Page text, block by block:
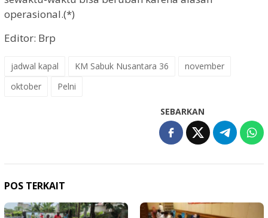
operasional.(*)
Editor: Brp
jadwal kapal KM Sabuk Nusantara 36
november
oktober
Pelni
SEBARKAN
POS TERKAIT